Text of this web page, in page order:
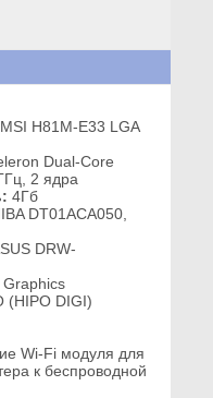
MSI H81M-E33 LGA
Dual-Core
2 ядра
4Гб
DT01ACA050,
DRW-
Graphics
(HIPO DIGI)
Wi-Fi модуля для
к беспроводной